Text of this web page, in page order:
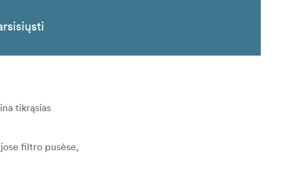
tikrąsias
filtro pusėse,